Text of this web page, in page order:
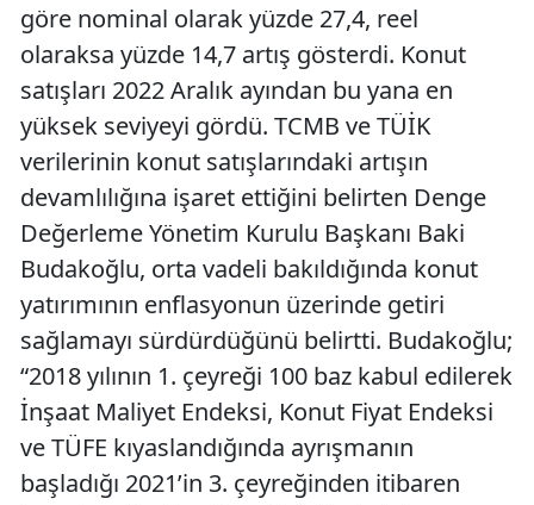
göre nominal olarak yüzde 27,4, reel
olaraksa yüzde 14,7 artış gösterdi. Konut
satışları 2022 Aralık ayından bu yana en
yüksek seviyeyi gördü. TCMB ve TÜİK
verilerinin konut satışlarındaki artışın
devamlılığına işaret ettiğini belirten Denge
Değerleme Yönetim Kurulu Başkanı Baki
Budakoğlu, orta vadeli bakıldığında konut
yatırımının enflasyonun üzerinde getiri
sağlamayı sürdürdüğünü belirtti. Budakoğlu;
“2018 yılının 1. çeyreği 100 baz kabul edilerek
İnşaat Maliyet Endeksi, Konut Fiyat Endeksi
ve TÜFE kıyaslandığında ayrışmanın
başladığı 2021’in 3. çeyreğinden itibaren